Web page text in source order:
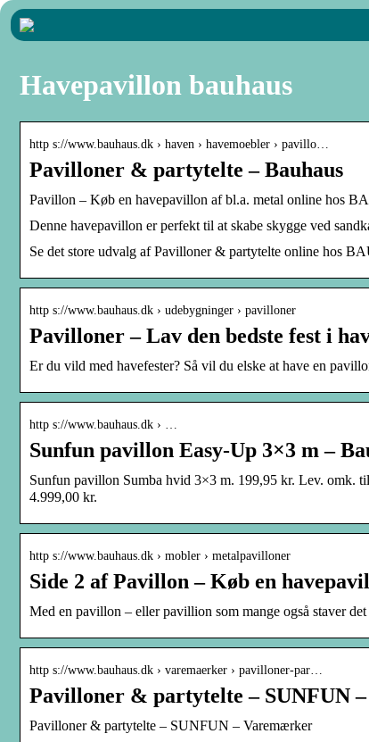
Havepavillon bauhaus
http s://www.bauhaus.dk › haven › havemoebler › pavillo…
Pavilloner & partytelte – Bauhaus
Pavillon – Køb en havepavillon af bl.a. metal online hos
Denne havepavillon er perfekt til at skabe skygge ved
Se det store udvalg af Pavilloner & partytelte online hos
http s://www.bauhaus.dk › udebygninger › pavilloner
Pavilloner – Lav den bedste fest i
Er du vild med havefester? Så vil du elske at have en
http s://www.bauhaus.dk › …
Sunfun pavillon Easy-Up 3×3 m –
Sunfun pavillon Sumba hvid 3×3 m. 199,95 kr. Lev. omk.
4.999,00 kr.
http s://www.bauhaus.dk › mobler › metalpavilloner
Side 2 af Pavillon – Køb en
Med en pavillon – eller pavillion som mange også staver
http s://www.bauhaus.dk › varemaerker › pavilloner-par…
Pavilloner & partytelte – SUNFUN
Pavilloner & partytelte – SUNFUN – Varemærker